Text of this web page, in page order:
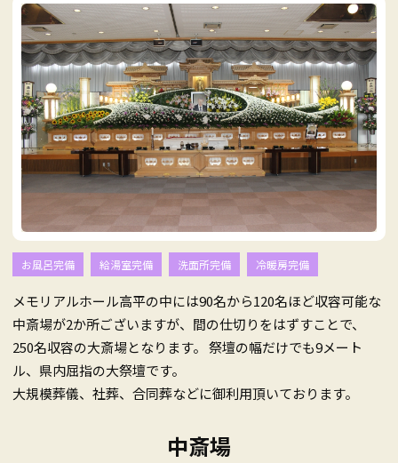
お風呂完備 給湯室完備 洗面所完備 冷暖房完備
メモリアルホール高平の中には90名から120名ほど収容可能な
中斎場が2か所ございますが、間の仕切りをはずすことで、
250名収容の大斎場となります。 祭壇の幅だけでも9メート
ル、県内屈指の大祭壇です。
大規模葬儀、社葬、合同葬などに御利用頂いております。
中斎場